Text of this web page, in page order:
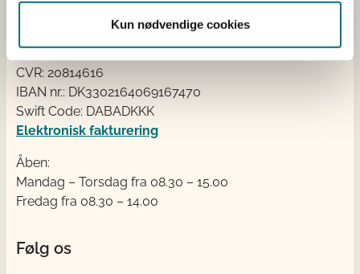
Kun nødvendige cookies
mail@sgav.dk
EAN: 5798000893016
CVR: 20814616
IBAN nr.: DK3302164069167470
Swift Code: DABADKKK
Elektronisk fakturering
Åben:
Mandag – Torsdag fra 08.30 – 15.00
Fredag fra 08.30 – 14.00
Følg os